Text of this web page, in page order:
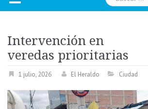
Intervención en
veredas prioritarias
1 julio, 2026 El Heraldo Ciudad